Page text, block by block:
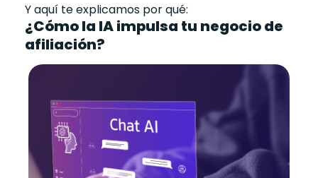
Y aquí te explicamos por qué:
¿Cómo la IA impulsa tu negocio de
afiliación?